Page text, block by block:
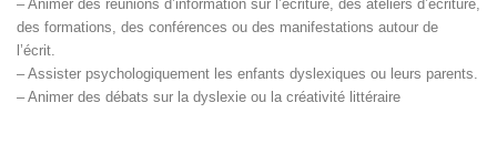
– Animer des réunions d’information sur l’écriture, des ateliers d’écriture,
des formations, des conférences ou des manifestations autour de
l’écrit.
– Assister psychologiquement les enfants dyslexiques ou leurs parents.
– Animer des débats sur la dyslexie ou la créativité littéraire